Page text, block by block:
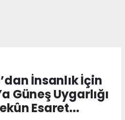
İnsanlık İçin
Güneş Uygarlığı
Esaret...